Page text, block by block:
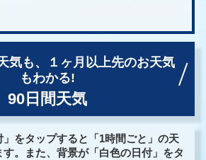
気も、
１ヶ月以上先のお天気
もわかる!
90日間天気
をタップすると「1時間ごと」の天
。また、背景が「白色の日付」をタ